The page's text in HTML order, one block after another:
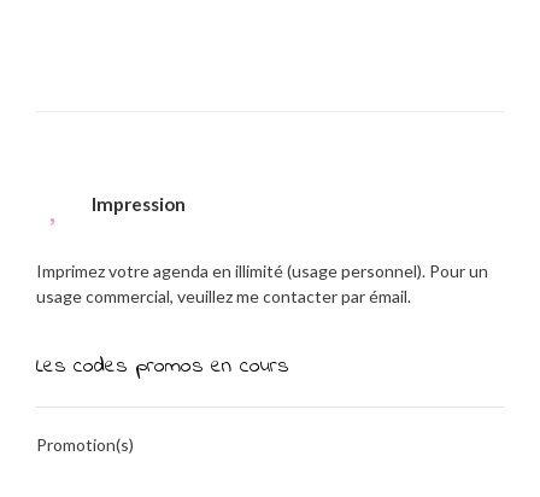
Impression
Imprimez votre agenda en illimité (usage personnel). Pour un
usage commercial, veuillez me contacter par émail.
Les codes promos en cours
Promotion(s)